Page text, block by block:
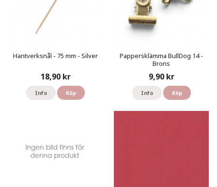
Hantverksnål - 75 mm - Silver
18,90 kr
Info Köp
Pappersklämma BullDog 14 -
Brons
9,90 kr
Info Köp